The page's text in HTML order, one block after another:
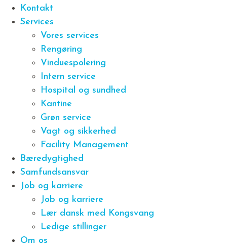
Kontakt
Services
Vores services
Rengøring
Vinduespolering
Intern service
Hospital og sundhed
Kantine
Grøn service
Vagt og sikkerhed
Facility Management
Bæredygtighed
Samfundsansvar
Job og karriere
Job og karriere
Lær dansk med Kongsvang
Ledige stillinger
Om os